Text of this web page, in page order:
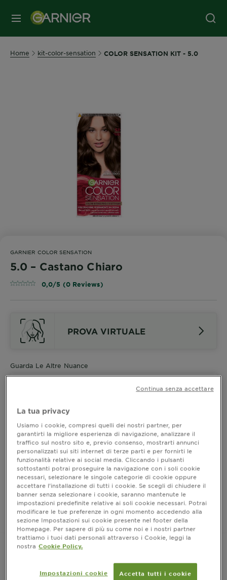
MENU
Home kit-color-sensation COLOR SENSATION KIT - 5.0
GARNIER COLOR SENSATION
5.0 – Castano Chiaro
0,0/5 (0 Reviews)
PROVA VIRTUALE
Guarda Le Altre Nuance
Scopri la nuova colorazione permanente Garnier
Color Sensation, la sua formula vegana arricchita con
olio di rosa e pigmenti intensi dona un colore
luminoso e vibrante che dura fino a 10 settimane.
MOSTRA DI PIÙ
ACQUISTA ORA
Dove acquistare
INFORMAZIONI PRODOTTO
La tua privacy
Usiamo i cookie, compresi quelli dei nostri partner, per
garantirti la migliore esperienza di navigazione, analizzare il
traffico sul nostro sito e, previo consenso, mostrarti annunci
personalizzati sui siti internet di terze parti e per fornirti le
funzionalità relative ai social media. Cliccando i pulsanti
sottostanti potrai proseguire la navigazione con i soli cookie
necessari, selezionare le singole categorie di cookie oppure
accettare l’installazione di tutti i cookie. Se scegli di chiudere il
banner senza selezionare i cookie, saranno mantenute le
impostazioni predefinite relative ai soli cookie necessari. Potrai
modificare le tue preferenze in ogni momento accedendo alla
sezione Impostazioni sui cookie presente nel footer della
Homepage. Per sapere di più su come noi e i nostri partner
trattiamo i tuoi dati personali attraverso i Cookie, leggi la
nostra Cookie Policy.
Impostazioni cookie Accetta tutti i cookie
Continua senza accettare